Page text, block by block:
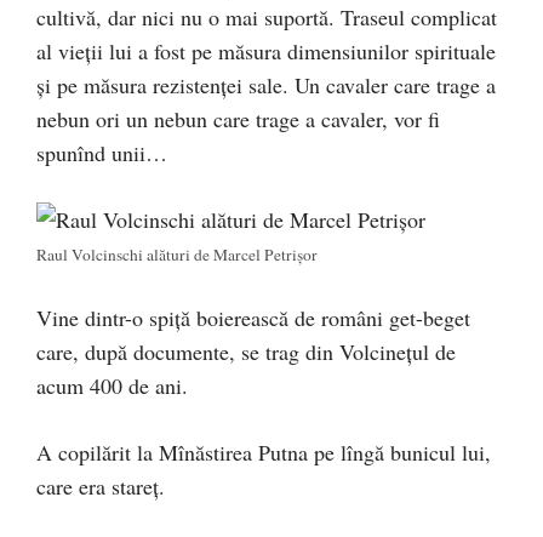
cultivă, dar nici nu o mai suportă. Traseul complicat
al vieţii lui a fost pe măsura dimensiunilor spirituale
şi pe măsura rezistenţei sale. Un cavaler care trage a
nebun ori un nebun care trage a cavaler, vor fi
spunînd unii…
Raul Volcinschi alături de Marcel Petrișor
Vine dintr-o spiţă boierească de români get-beget
care, după documente, se trag din Volcineţul de
acum 400 de ani.
A copilărit la Mînăstirea Putna pe lîngă bunicul lui,
care era stareţ.